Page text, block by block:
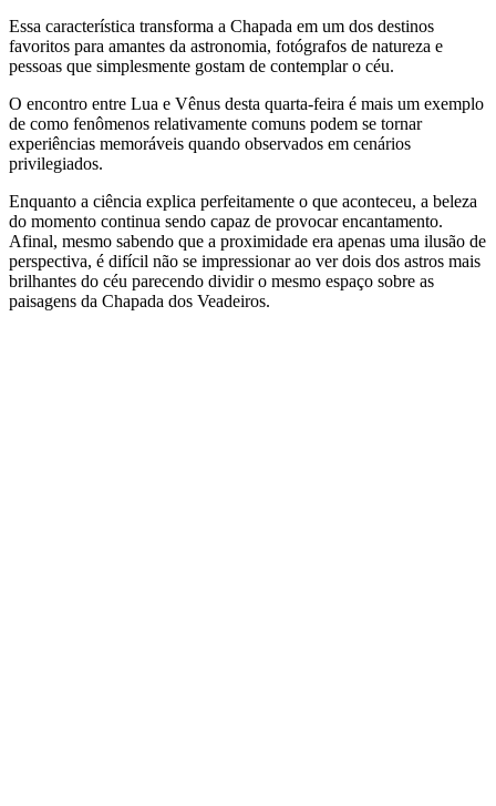
Essa característica transforma a Chapada em um dos destinos
favoritos para amantes da astronomia, fotógrafos de natureza e
pessoas que simplesmente gostam de contemplar o céu.
O encontro entre Lua e Vênus desta quarta-feira é mais um exemplo
de como fenômenos relativamente comuns podem se tornar
experiências memoráveis quando observados em cenários
privilegiados.
Enquanto a ciência explica perfeitamente o que aconteceu, a beleza
do momento continua sendo capaz de provocar encantamento.
Afinal, mesmo sabendo que a proximidade era apenas uma ilusão de
perspectiva, é difícil não se impressionar ao ver dois dos astros mais
brilhantes do céu parecendo dividir o mesmo espaço sobre as
paisagens da Chapada dos Veadeiros.